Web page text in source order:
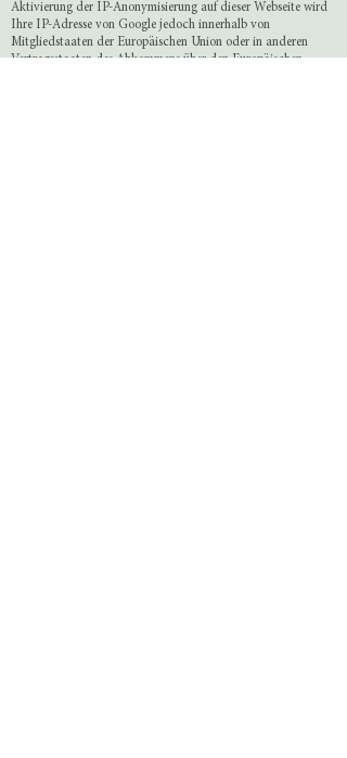
Aktivierung der IP-Anonymisierung auf dieser Webseite wird
Ihre IP-Adresse von Google jedoch innerhalb von
Mitgliedstaaten der Europäischen Union oder in anderen
Vertragsstaaten des Abkommens über den Europäischen